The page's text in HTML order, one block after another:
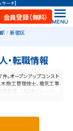
ーチ】
会員登録（無料）
新宿区
・転職情報
。オープンアップコンスト
施工管理技士、電気工事
監督、CADオペレーター
トです。【毎日更新】業